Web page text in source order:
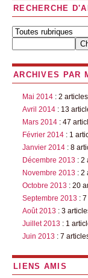
RECHERCHE
ARCHIVES PAR
Mai 2014 : 2 articles
Avril 2014 : 13
Mars 2014 : 47
Février 2014 : 1
Janvier 2014 : 8
Décembre 2013 : 2
Novembre 2013 : 2
Octobre 2013 : 20
Septembre 2013 :
Août 2013 : 3
Juillet 2013 : 1
Juin 2013 : 7
LIENS AMIS